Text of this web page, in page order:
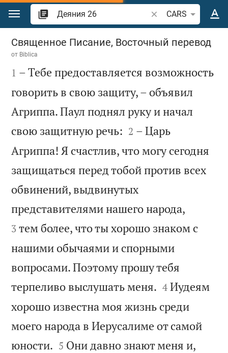
Перейти к содержанию
Поиск по отрывку
CARS
Деяния 26
Священное Писание, Восточный перевод
от Biblica

1 – Тебе предоставляется возможность
говорить в свою защиту, – объявил
Агриппа. Паул поднял руку и начал
свою защитную речь: 

2 – Царь
Агриппа! Я счастлив, что могу сегодня
защищаться перед тобой против всех
обвинений, выдвинутых
представителями нашего народа,
3 тем более, что ты хорошо знаком с
нашими обычаями и спорными
вопросами. Поэтому прошу тебя
терпеливо выслушать меня. 

4 Иудеям
хорошо известна моя жизнь среди
моего народа в Иерусалиме от самой
юности. 

5 Они давно знают меня и,